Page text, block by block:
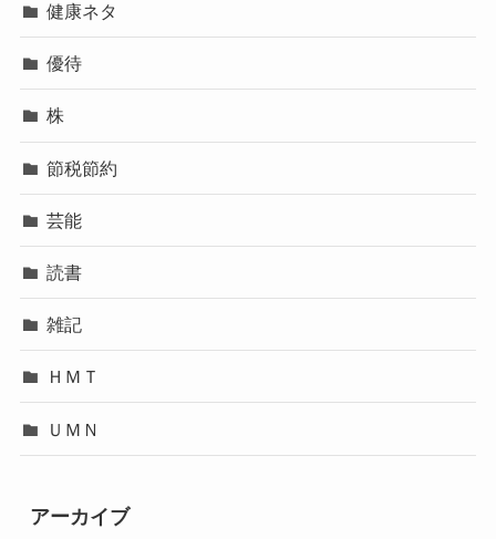
健康ネタ
優待
株
節税節約
芸能
読書
雑記
ＨＭＴ
ＵＭＮ
アーカイブ